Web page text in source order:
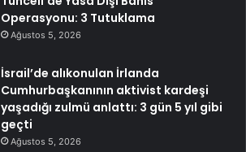
Operasyonu: 3 Tutuklama
Ağustos 5, 2026
İsrail’de alıkonulan İrlanda
Cumhurbaşkanının aktivist kardeşi
yaşadığı zulmü anlattı: 3 gün 5 yıl gibi
geçti
Ağustos 5, 2026